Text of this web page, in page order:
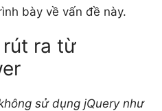
bày về vấn đề này.
ra từ
sử dụng jQuery như